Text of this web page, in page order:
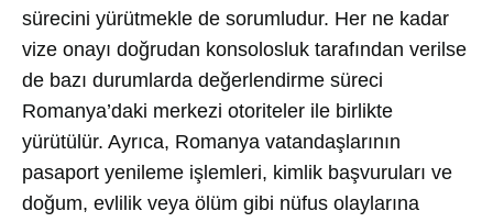
sürecini yürütmekle de sorumludur. Her ne kadar
vize onayı doğrudan konsolosluk tarafından verilse
de bazı durumlarda değerlendirme süreci
Romanya’daki merkezi otoriteler ile birlikte
yürütülür. Ayrıca, Romanya vatandaşlarının
pasaport yenileme işlemleri, kimlik başvuruları ve
doğum, evlilik veya ölüm gibi nüfus olaylarına